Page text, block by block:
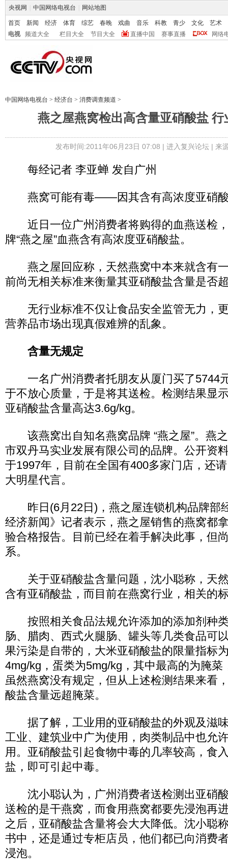
央视网 中国网络电视台 网站地图
首页 新闻 经济 体育 综艺 春晚 戏曲 音乐 科教 青少 文化
艺术
电视
频道大全 栏目大全 节目大全 直播中国 赛事直播 网络
中国网络电视台 > 经济台 > 消费调查频道 >
燕之屋燕窝检出高含量亚硝酸盐 行
发布时间:2011年06月23日 07:08 | 进入复兴论坛| 来
每经记者 李亚蝉 发自广州
燕窝可能有毒——因其含有高浓度亚硝
近日一位广州消费者将购得的血燕送检
牌“燕之屋”血燕含有高浓度亚硝酸盐。
燕之屋回应称，天然燕窝中本来就含有
前尚无相关标准来衡量其亚硝酸盐含量是否
无行业标准不仅让食品安全监管无力，
营养品市场出现真假难辨的乱象。
含量无规定
一名广州消费者托朋友从厦门买了5744
于不放心质量，于是将其送检。检测结果显
亚硝酸盐含量高达3.6g/kg。
该燕窝出自知名燕窝品牌 “燕之屋”。燕
市双丹马实业发展有限公司的品牌。公开资
于1997年，目前在全国有400多家门店，还
大明星代言。
昨日(6月22日)，燕之屋连锁机构品牌部
经济新闻》记者表示，燕之屋销售的燕窝都
验合格报告。目前已经在着手解决此事，但
系。
关于亚硝酸盐含量问题，沈小聪称，天
含有亚硝酸盐，而目前在燕窝行业，相关的
按照相关食品法规允许添加的添加剂种
肠、腊肉、西式火腿肠、罐头等几类食品可
果污染是自带的，大米亚硝酸盐的限量指标
4mg/kg，蛋类为5mg/kg，其中最高的为腌菜
虽然燕窝没有规定，但从上述检测结果来看
酸盐含量远超腌菜。
据了解，工业用的亚硝酸盐的外观及滋
工业、建筑业中广为使用，肉类制品中也允
用。亚硝酸盐引起食物中毒的几率较高，食
盐，即可引起中毒。
沈小聪认为，广州消费者送检测出亚硝
送检的是干燕窝，而食用燕窝都要先浸泡再
之后，亚硝酸盐含量将会大大降低。沈小聪
书中，还是通过专柜店员，他们都已向消费
浸泡。